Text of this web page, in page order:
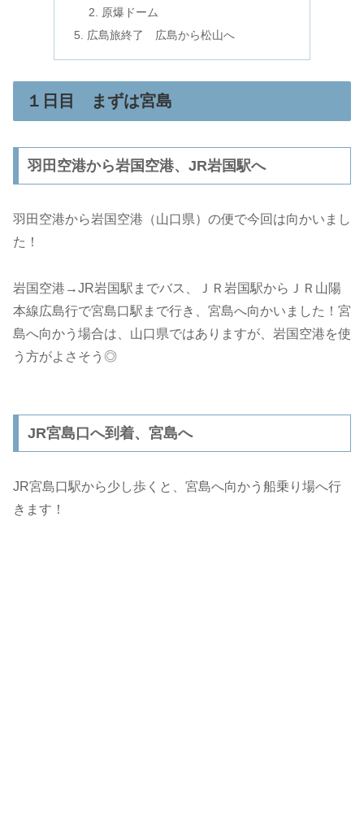
原爆ドーム
広島旅終了 広島から松山へ
１日目 まずは宮島
羽田空港から岩国空港、JR岩国駅へ
羽田空港から岩国空港（山口県）の便で今回は向かいまし
た！
岩国空港→JR岩国駅までバス、ＪＲ岩国駅からＪＲ山陽
本線広島行で宮島口駅まで行き、宮島へ向かいました！宮
島へ向かう場合は、山口県ではありますが、岩国空港を使
う方がよさそう◎
JR宮島口へ到着、宮島へ
JR宮島口駅から少し歩くと、宮島へ向かう船乗り場へ行
きます！